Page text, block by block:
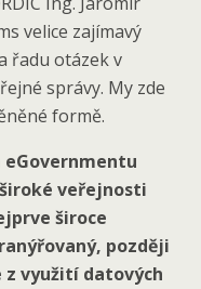
velice zajímavý
řadu otázek v
správy. My zde
formě.
veřejnosti
široce
později
z využití datových